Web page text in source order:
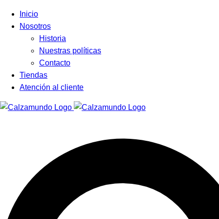
Facebook
Instagram
Tiktok
Inicio
Nosotros
Historia
Nuestras políticas
Contacto
Tiendas
Atención al cliente